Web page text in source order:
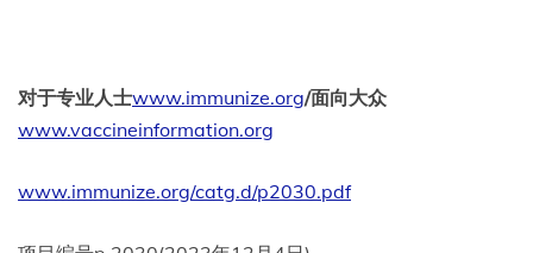
对于专业人士www.immunize.org/面向大众
www.vaccineinformation.org
www.immunize.org/catg.d/p2030.pdf